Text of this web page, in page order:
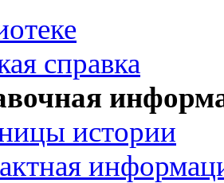
справка
истории